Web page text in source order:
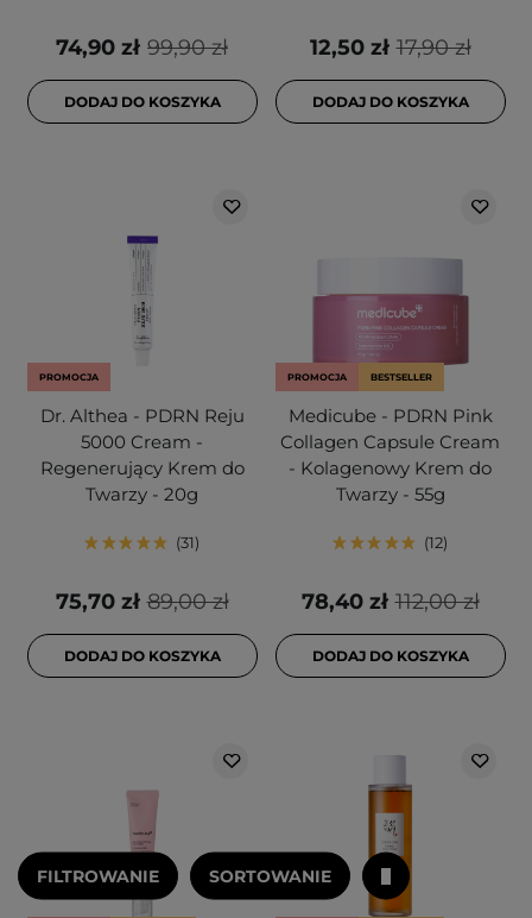
99,90 zł
74,90 zł
DODAJ DO KOSZYKA
17,90 zł
12,50 zł
DODAJ DO KOSZYKA
PROMOCJA
Dr. Althea - PDRN Reju
5000 Cream -
Regenerujący Krem do
Twarzy - 20g
31
89,00 zł
75,70 zł
DODAJ DO KOSZYKA
PROMOCJA BESTSELLER
Medicube - PDRN Pink
Collagen Capsule Cream
- Kolagenowy Krem do
Twarzy - 55g
12
112,00 zł
78,40 zł
DODAJ DO KOSZYKA
FILTROWANIE SORTOWANIE